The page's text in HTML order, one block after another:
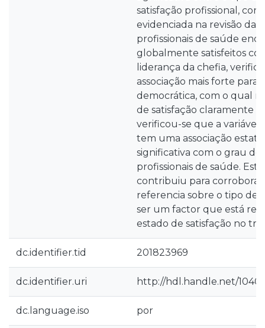
satisfação profissional,
evidenciada na revisão da
profissionais de saúde
globalmente satisfeitos
liderança da chefia,
associação mais forte para
democrática, com o qual
de satisfação claramente
verificou-se que a variável
tem uma associação
significativa com o grau de
profissionais de saúde.
contribuiu para
referencia sobre o tipo de
ser um factor que está
estado de satisfação no
dc.identifier.tid 201823969
dc.identifier.uri http://hdl.handle.net/
dc.language.iso por